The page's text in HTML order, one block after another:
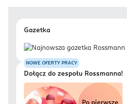
Gazetka
NOWE OFERTY PRACY
Dołącz do zespołu Rossmanna!